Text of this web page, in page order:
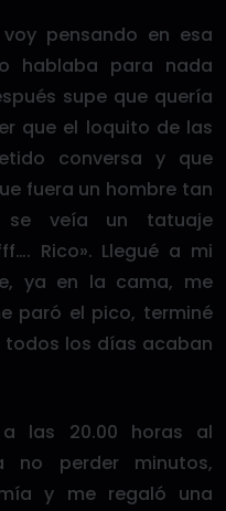
pensando en esa
hablaba para nada
supe que quería
que el loquito de las
conversa y que
fuera un hombre tan
se veía un tatuaje
Rico». Llegué a mi
ya en la cama, me
paró el pico, terminé
los días acaban
las 20.00 horas al
no perder minutos,
y me regaló una